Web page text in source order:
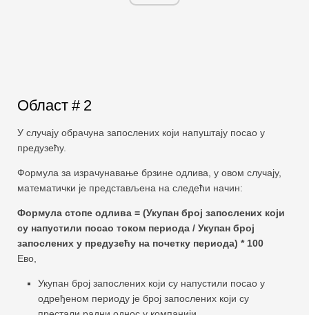
Област # 2
У случају обрачуна запослених који напуштају посао у
предузећу.
Формула за израчунавање брзине одлива, у овом случају,
математички је представљена на следећи начин:
Формула стопе одлива = (Укупан број запослених који
су напустили посао током периода / Укупан број
запослених у предузећу на почетку периода) * 100
Ево,
Укупан број запослених који су напустили посао у
одређеном периоду је број запослених који су